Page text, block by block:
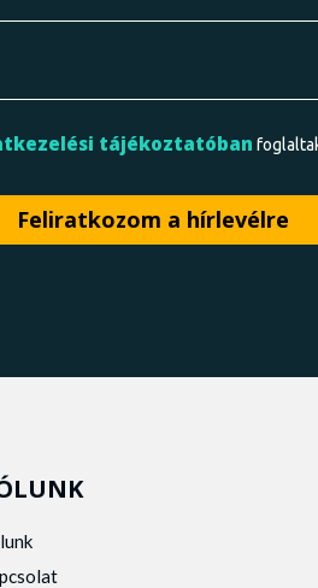
tájékoztatóban